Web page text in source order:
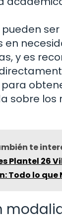
pueden
en
y es
sobre los
te
Plantel 26
Todo lo que